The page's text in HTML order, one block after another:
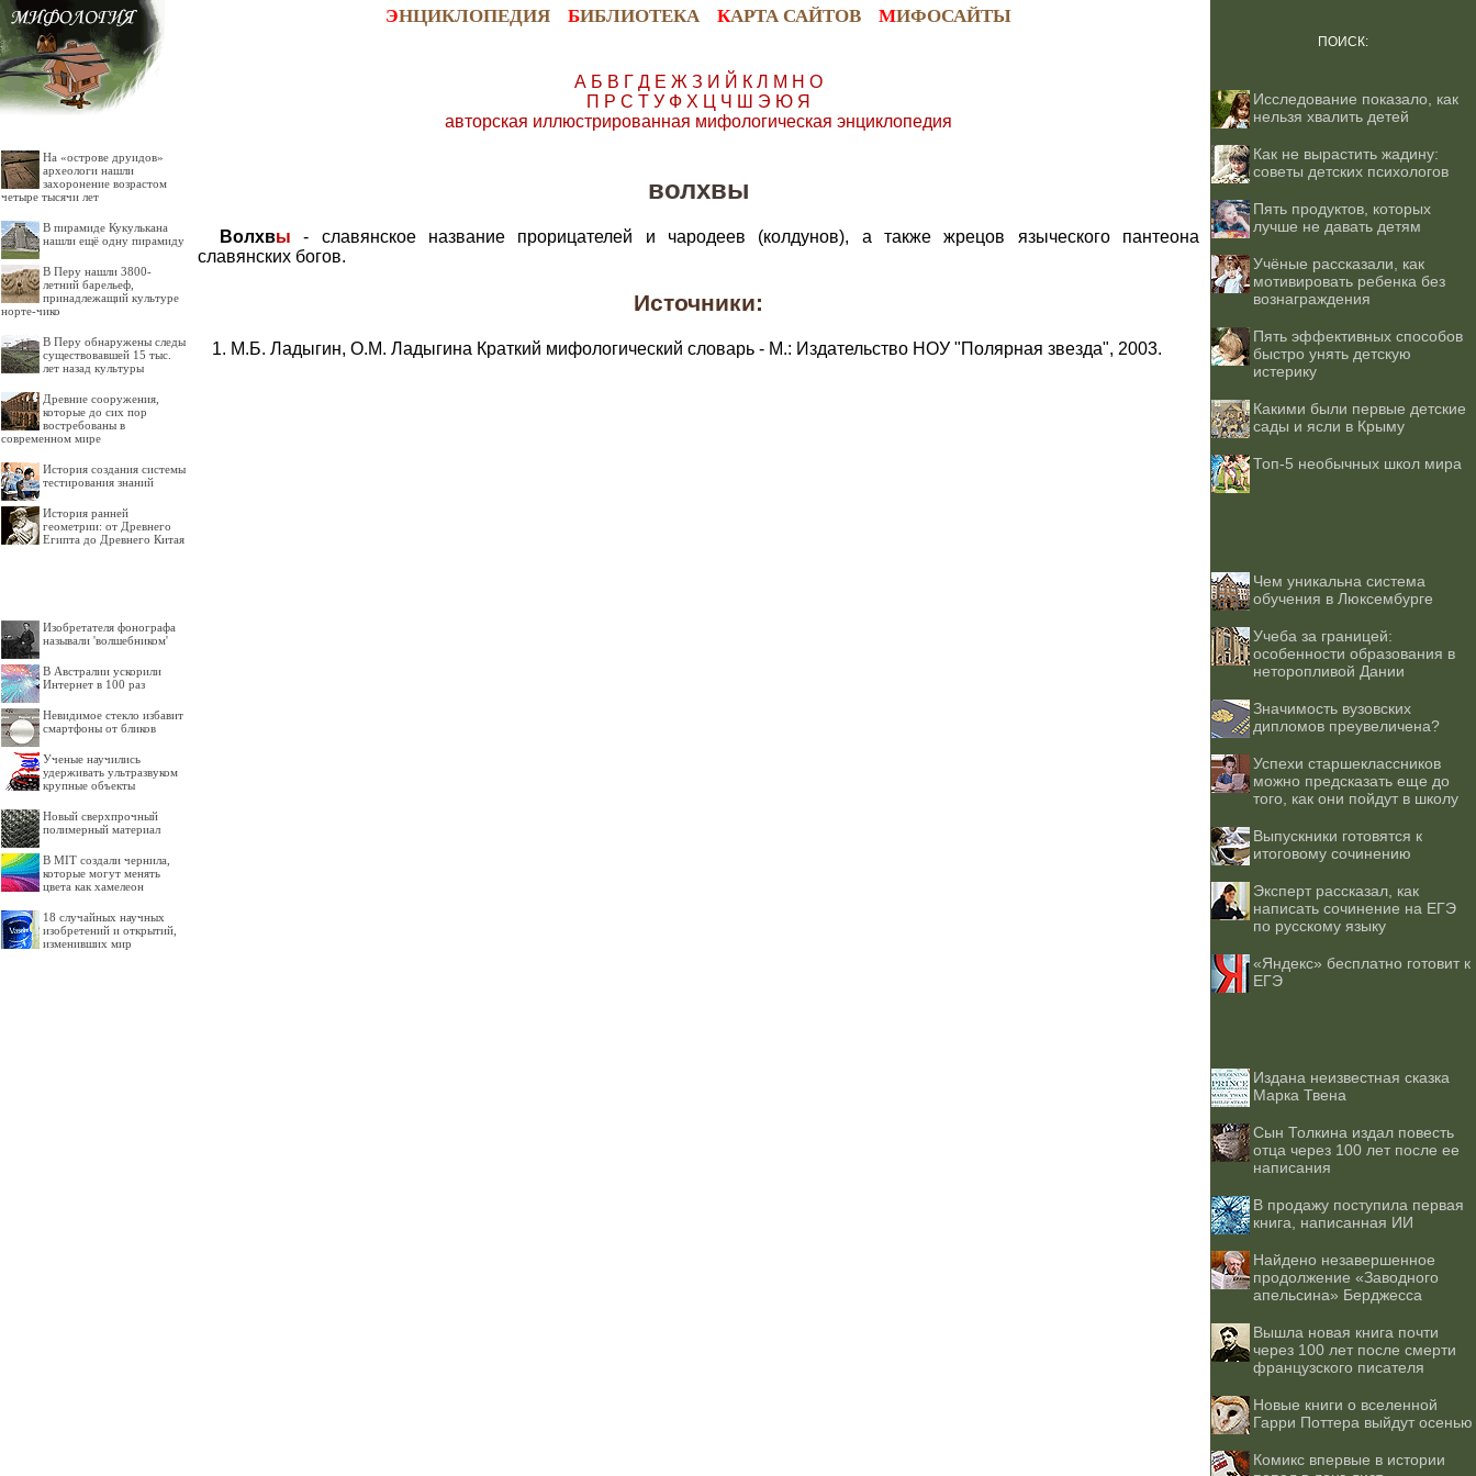
ЭНЦИКЛОПЕДИЯ БИБЛИОТЕКА КАРТА САЙТОВ МИФОСАЙТЫ
На «острове друидов»
археологи нашли
захоронение возрастом
четыре тысячи лет
В пирамиде Кукулькана
нашли ещё одну пирамиду
В Перу нашли 3800-
летний барельеф,
принадлежащий культуре
норте-чико
В Перу обнаружены следы
существовавшей 15 тыс.
лет назад культуры
Древние сооружения,
которые до сих пор
востребованы в
современном мире
История создания системы
тестирования знаний
История ранней
геометрии: от Древнего
Египта до Древнего Китая
Изобретателя фонографа
называли 'волшебником'
В Австралии ускорили
Интернет в 100 раз
Невидимое стекло избавит
смартфоны от бликов
Ученые научились
удерживать ультразвуком
крупные объекты
Новый сверхпрочный
полимерный материал
В MIT создали чернила,
которые могут менять
цвета как хамелеон
18 случайных научных
изобретений и открытий,
изменивших мир
А Б В Г Д Е Ж З И Й К Л М Н О
П Р С Т У Ф Х Ц Ч Ш Э Ю Я
авторская иллюстрированная мифологическая энциклопедия
волхвы
Волхвы - славянское название прорицателей и чародеев (колдунов), а также жрецов языческого пантеона
славянских богов.
Источники:
М.Б. Ладыгин, О.М. Ладыгина Краткий мифологический словарь - М.: Издательство НОУ "Полярная звезда", 2003.
ПОИСК:
Исследование показало, как
нельзя хвалить детей
Как не вырастить жадину:
советы детских психологов
Пять продуктов, которых
лучше не давать детям
Учёные рассказали, как
мотивировать ребенка без
вознаграждения
Пять эффективных способов
быстро унять детскую
истерику
Какими были первые детские
сады и ясли в Крыму
Топ-5 необычных школ мира
Чем уникальна система
обучения в Люксембурге
Учеба за границей:
особенности образования в
неторопливой Дании
Значимость вузовских
дипломов преувеличена?
Успехи старшеклассников
можно предсказать еще до
того, как они пойдут в школу
Выпускники готовятся к
итоговому сочинению
Эксперт рассказал, как
написать сочинение на ЕГЭ
по русскому языку
«Яндекс» бесплатно готовит к
ЕГЭ
Издана неизвестная сказка
Марка Твена
Сын Толкина издал повесть
отца через 100 лет после ее
написания
В продажу поступила первая
книга, написанная ИИ
Найдено незавершенное
продолжение «Заводного
апельсина» Берджесса
Вышла новая книга почти
через 100 лет после смерти
французского писателя
Новые книги о вселенной
Гарри Поттера выйдут осенью
Комикс впервые в истории